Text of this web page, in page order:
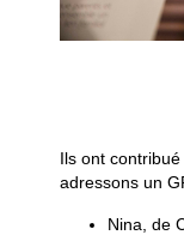
Ils ont
adressons un
Nina, de